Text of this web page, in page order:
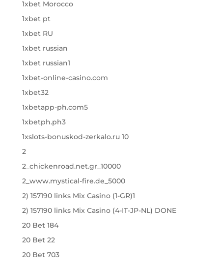
1xbet Morocco
1xbet pt
1xbet RU
1xbet russian
1xbet russian1
1xbet-online-casino.com
1xbet32
1xbetapp-ph.com5
1xbetph.ph3
1xslots-bonuskod-zerkalo.ru 10
2
2_chickenroad.net.gr_10000
2_www.mystical-fire.de_5000
2) 157190 links Mix Casino (1-GR)1
2) 157190 links Mix Casino (4-IT-JP-NL) DONE
20 Bet 184
20 Bet 22
20 Bet 703